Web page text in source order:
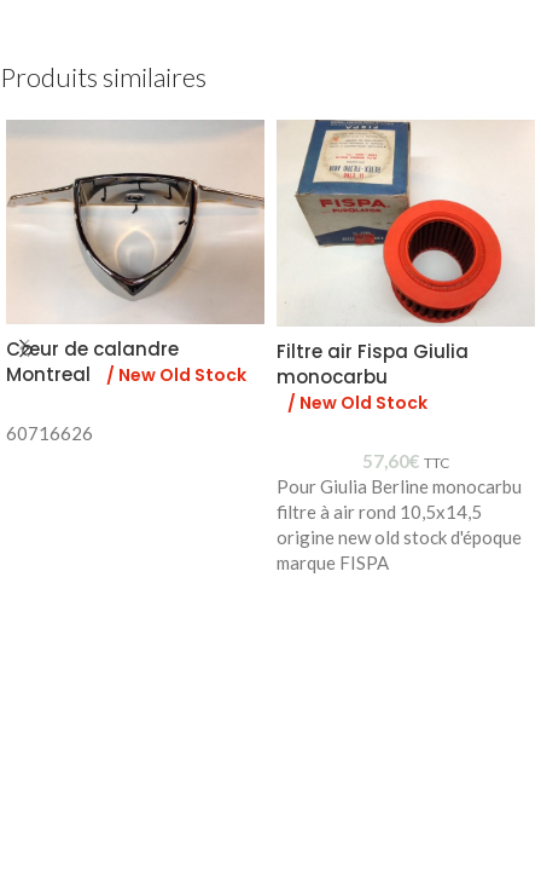
Produits similaires
Cœur de calandre
Montreal
/ New Old Stock
60716626
Filtre air Fispa Giulia
monocarbu
/ New Old Stock
57,60€ TTC
Pour Giulia Berline monocarbu
filtre à air rond 10,5x14,5
origine new old stock d'époque
marque FISPA